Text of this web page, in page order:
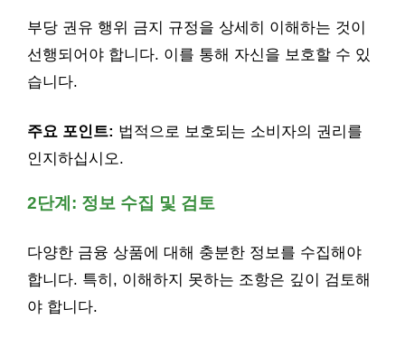
부당 권유 행위 금지 규정을 상세히 이해하는 것이
선행되어야 합니다. 이를 통해 자신을 보호할 수 있
습니다.
주요 포인트: 법적으로 보호되는 소비자의 권리를
인지하십시오.
2단계: 정보 수집 및 검토
다양한 금융 상품에 대해 충분한 정보를 수집해야
합니다. 특히, 이해하지 못하는 조항은 깊이 검토해
야 합니다.